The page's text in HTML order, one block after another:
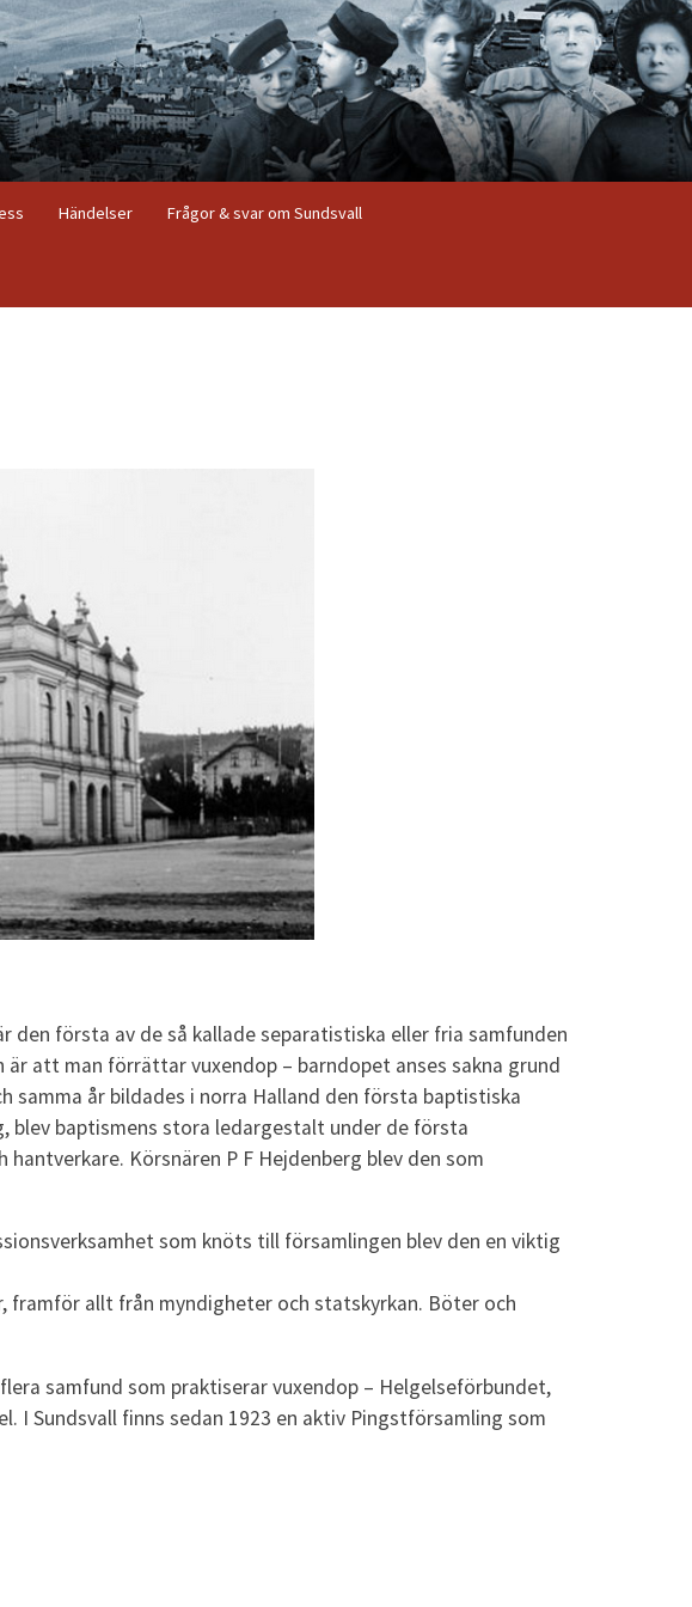
Händelser Frågor & svar om Sundsvall
den första av de så kallade separatistiska eller fria samfunden
att man förrättar vuxendop – barndopet anses sakna grund
år bildades i norra Halland den första baptistiska
blev baptismens stora ledargestalt under de första
Körsnären P F Hejdenberg blev den som
som knöts till församlingen blev den en viktig
allt från myndigheter och statskyrkan. Böter och
samfund som praktiserar vuxendop – Helgelseförbundet,
I Sundsvall finns sedan 1923 en aktiv Pingstförsamling som